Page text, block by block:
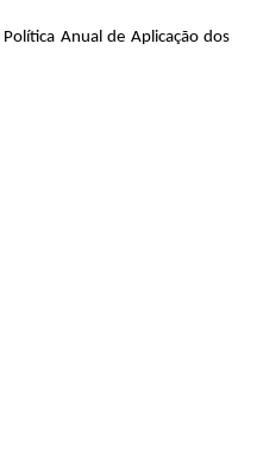
Anual de Aplicação dos